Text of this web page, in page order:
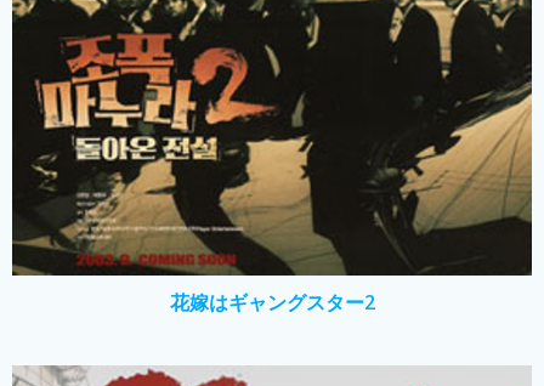
花嫁はギャングスター2